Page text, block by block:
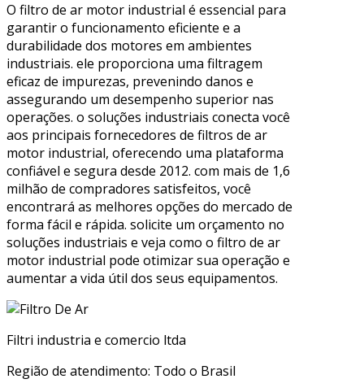
O filtro de ar motor industrial é essencial para
garantir o funcionamento eficiente e a
durabilidade dos motores em ambientes
industriais. ele proporciona uma filtragem
eficaz de impurezas, prevenindo danos e
assegurando um desempenho superior nas
operações. o soluções industriais conecta você
aos principais fornecedores de filtros de ar
motor industrial, oferecendo uma plataforma
confiável e segura desde 2012. com mais de 1,6
milhão de compradores satisfeitos, você
encontrará as melhores opções do mercado de
forma fácil e rápida. solicite um orçamento no
soluções industriais e veja como o filtro de ar
motor industrial pode otimizar sua operação e
aumentar a vida útil dos seus equipamentos.
Filtri industria e comercio ltda
Região de atendimento: Todo o Brasil